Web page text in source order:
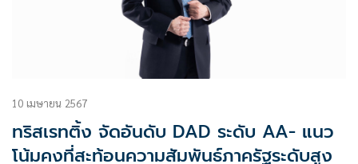
10 เมษายน 2567
ทริสเรทติ้ง จัดอันดับ DAD ระดับ AA- แนว
โน้มคงที่สะท้อนความสัมพันธ์ภาครัฐระดับสูง